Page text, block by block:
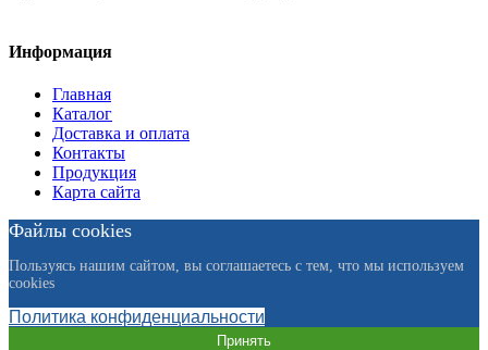
Информация
Главная
Каталог
Доставка и оплата
Контакты
Продукция
Карта сайта
Файлы cookies
Пользуясь нашим сайтом, вы соглашаетесь с тем, что мы используем
cookies
Политика конфиденциальности
Принять